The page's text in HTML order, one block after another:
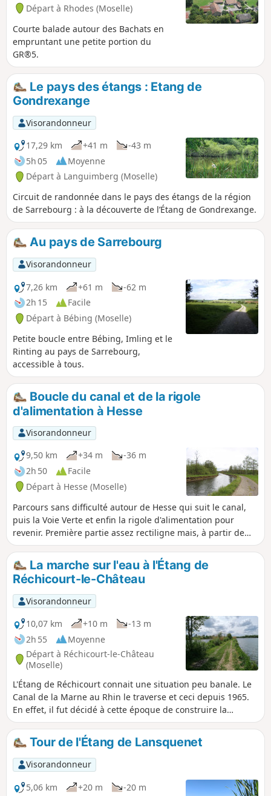
Départ à Rhodes (Moselle)
Courte balade autour des Bachats en
empruntant une petite portion du
GR®5.
Le pays des étangs : Etang de
Gondrexange
Visorandonneur
17,29 km
+41 m
-43 m
5h 05
Moyenne
Départ à Languimberg (Moselle)
Circuit de randonnée dans le pays des étangs de la région
de Sarrebourg : à la découverte de l’Étang de Gondrexange.
Au pays de Sarrebourg
Visorandonneur
7,26 km
+61 m
-62 m
2h 15
Facile
Départ à Bébing (Moselle)
Petite boucle entre Bébing, Imling et le
Rinting au pays de Sarrebourg,
accessible à tous.
Boucle du canal et de la rigole
d'alimentation à Hesse
Visorandonneur
9,50 km
+34 m
-36 m
2h 50
Facile
Départ à Hesse (Moselle)
Parcours sans difficulté autour de Hesse qui suit le canal,
puis la Voie Verte et enfin la rigole d'alimentation pour
revenir. Première partie assez rectiligne mais, à partir de
Hermelange, plus campagne et nature.
La marche sur l'eau à l'Étang de
Réchicourt-le-Château
Visorandonneur
10,07 km
+10 m
-13 m
2h 55
Moyenne
Départ à Réchicourt-le-Château
(Moselle)
L'Étang de Réchicourt connait une situation peu banale. Le
Canal de la Marne au Rhin le traverse et ceci depuis 1965.
En effet, il fut décidé à cette époque de construire la
"grande écluse" qui permettait de se passer de près de six
écluses présentes sur l'ancien canal. De ce fait, un tronçon
du parcours est un chemin où de part et d'autre se trouve
une partie de l'étang. Un des grands points d'intérêt est
également la Grande Écluse dotée de nombreux
aménagements pour les touristes.
Tour de l'Étang de Lansquenet
Visorandonneur
5,06 km
+20 m
-20 m